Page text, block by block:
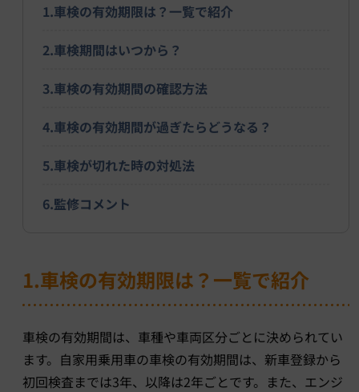
1.車検の有効期限は？一覧で紹介
2.車検期間はいつから？
3.車検の有効期間の確認方法
4.車検の有効期間が過ぎたらどうなる？
5.車検が切れた時の対処法
6.監修コメント
1.車検の有効期限は？一覧で紹介
車検の有効期間は、車種や車両区分ごとに決められてい
ます。自家用乗用車の車検の有効期間は、新車登録から
初回検査までは3年、以降は2年ごとです。また、エンジ